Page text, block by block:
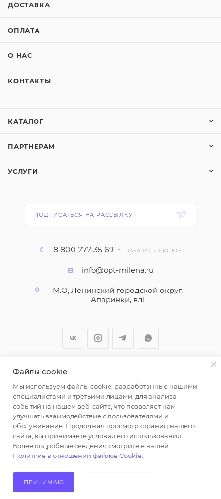
ДОСТАВКА
ОПЛАТА
О НАС
КОНТАКТЫ
КАТАЛОГ
ПАРТНЕРАМ
УСЛУГИ
ПОДПИСАТЬСЯ НА РАССЫЛКУ
8 800 777 35 69 ЗАКАЗАТЬ ЗВОНОК
info@opt-milena.ru
М.О, Ленинский городской округ,
Апаринки, вл1
2026 © ООО "Вайт Текстиль групп"
Любая информация на сайте носит справочный
характер и не является публичной офертой
определяемой положениями пункта 2 статьи 437
Гражданского кодекса Российской Федерации.
Использование любых материалов, опубликованных
на https://opt-milena.ru, допустимо только при
наличии письменного разрешения редакции и
активной ссылки на https://opt-milena.ru
Файлы cookie
Мы используем файлы cookie, разработанные нашими
специалистами и третьими лицами, для анализа
событий на нашем веб-сайте, что позволяет нам
улучшать взаимодействие с пользователями и
обслуживание. Продолжая просмотр страниц нашего
сайта, вы принимаете условия его использования.
Более подробные сведения смотрите в нашей
Политике в отношении файлов Cookie
ПРИНИМАЮ